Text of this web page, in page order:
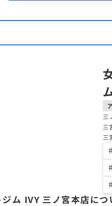
三
三
三
♯
♯
♯
ム IVY 三ノ宮本店につ